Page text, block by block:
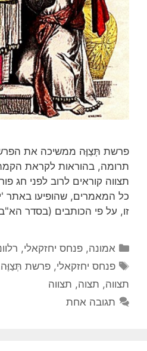
פרשת תְּצַוֶּה ממשיכה את
תרומה, בהוראות לקראת
תצווה קוראים לרוב לפני חג
כל המאמרים, שהופיעו באתר
זו, על פי הכותבים (בסדר
קטגוריות
אמונה,פנחס יחזקאלי,
תגיות
פנחס יחזקאלי,פרשת תְּצַוֶּה
תצווה, תצוה, תצווה
תגובה אחת